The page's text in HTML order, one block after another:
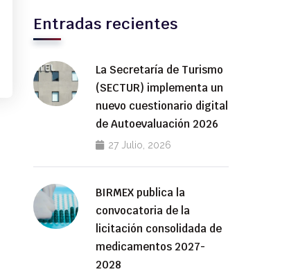
Entradas recientes
La Secretaría de Turismo
(SECTUR) implementa un
nuevo cuestionario digital
de Autoevaluación 2026
27 Julio, 2026
BIRMEX publica la
convocatoria de la
licitación consolidada de
medicamentos 2027-
2028